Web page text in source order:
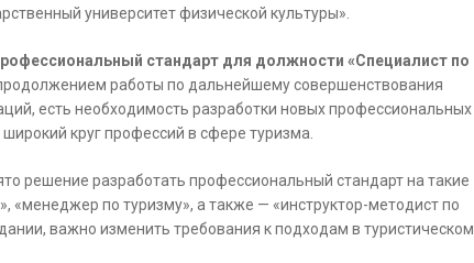
университет физической культуры».
стандарт для должности «Специалист по
продолжением работы по дальнейшему совершенствования
есть необходимость разработки новых профессиональных
круг профессий в сфере туризма.
решение разработать профессиональный стандарт на такие
«менеджер по туризму», а также — «инструктор-методист по
важно изменить требования к подходам в туристическом